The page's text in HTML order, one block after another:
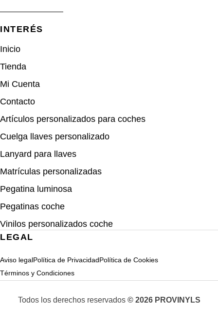
INTERÉS
Inicio
Tienda
Mi Cuenta
Contacto
Artículos personalizados para coches
Cuelga llaves personalizado
Lanyard para llaves
Matrículas personalizadas
Pegatina luminosa
Pegatinas coche
Vinilos personalizados coche
LEGAL
Aviso legalPolítica de PrivacidadPolítica de Cookies
Términos y Condiciones
Todos los derechos reservados © 2026 PROVINYLS